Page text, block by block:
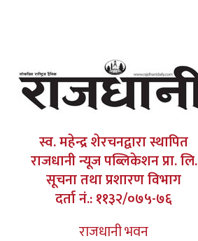
स्व. महेन्द्र शेरचनद्वारा स्थापित
राजधानी न्यूज पब्लिकेशन प्रा. लि.
सूचना तथा प्रशारण विभाग
दर्ता नं.: ११३२/०७५-७६
राजधानी भवन